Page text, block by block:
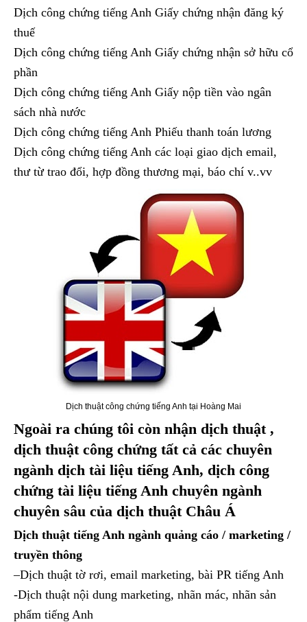
Dịch công chứng tiếng Anh Giấy chứng nhận đăng ký
thuế
Dịch công chứng tiếng Anh Giấy chứng nhận sở hữu cổ
phần
Dịch công chứng tiếng Anh Giấy nộp tiền vào ngân
sách nhà nước
Dịch công chứng tiếng Anh Phiếu thanh toán lương
Dịch công chứng tiếng Anh các loại giao dịch email,
thư từ trao đổi, hợp đồng thương mại, báo chí v..vv
Dịch thuật công chứng tiếng Anh tại Hoàng Mai
Ngoài ra chúng tôi còn nhận dịch thuật ,
dịch thuật công chứng tất cả các chuyên
ngành dịch tài liệu tiếng Anh, dịch công
chứng tài liệu tiếng Anh chuyên ngành
chuyên sâu của dịch thuật Châu Á
Dịch thuật tiếng Anh ngành quảng cáo / marketing /
truyền thông
–Dịch thuật tờ rơi, email marketing, bài PR tiếng Anh
-Dịch thuật nội dung marketing, nhãn mác, nhãn sản
phẩm tiếng Anh